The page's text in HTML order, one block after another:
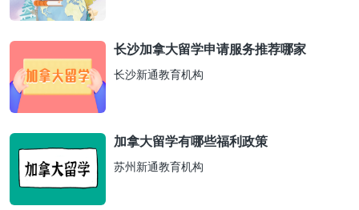
长沙加拿大留学申请服务推荐哪家
长沙新通教育机构
加拿大留学有哪些福利政策
苏州新通教育机构